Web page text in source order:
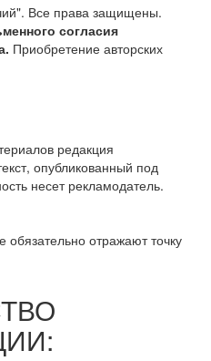
Все права защищены.
согласия
Приобретение авторских
редакция
опубликованный под
несет рекламодатель.
отражают точку